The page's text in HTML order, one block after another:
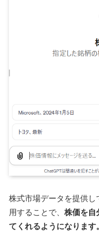
株式市場データを提供し
用することで、 株価を自
てくれるようになります